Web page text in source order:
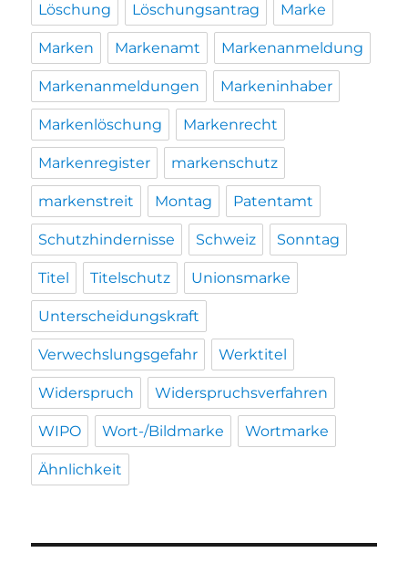
Löschung Löschungsantrag Marke
Marken Markenamt Markenanmeldung
Markenanmeldungen Markeninhaber
Markenlöschung Markenrecht
Markenregister markenschutz
markenstreit Montag Patentamt
Schutzhindernisse Schweiz Sonntag
Titel Titelschutz Unionsmarke
Unterscheidungskraft
Verwechslungsgefahr Werktitel
Widerspruch Widerspruchsverfahren
WIPO Wort-/Bildmarke Wortmarke
Ähnlichkeit